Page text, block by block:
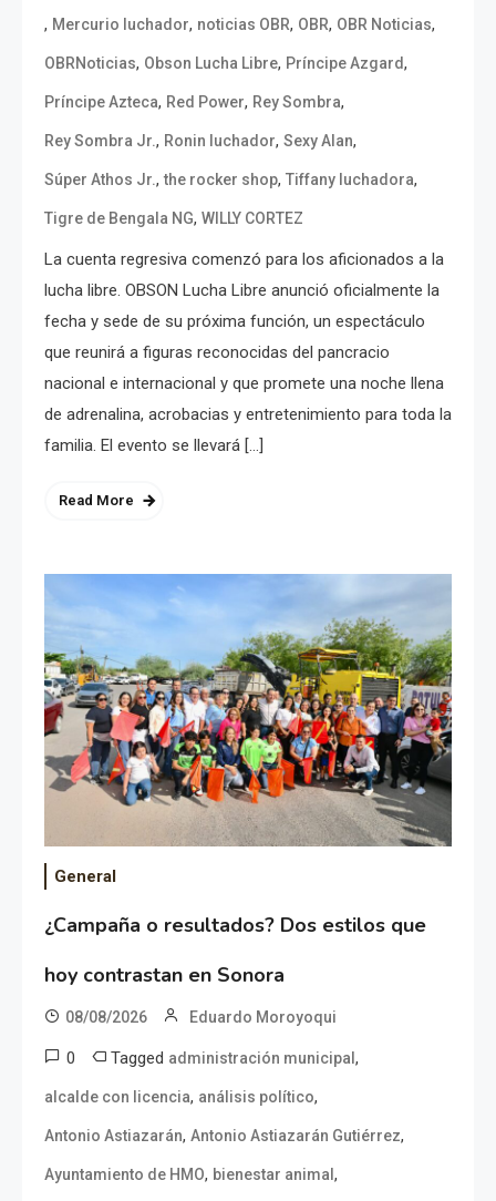
, Mercurio luchador, noticias OBR, OBR, OBR Noticias,
OBRNoticias, Obson Lucha Libre, Príncipe Azgard,
Príncipe Azteca, Red Power, Rey Sombra,
Rey Sombra Jr., Ronin luchador, Sexy Alan,
Súper Athos Jr.,the rocker shop, Tiffany luchadora,
Tigre de Bengala NG, WILLY CORTEZ
La cuenta regresiva comenzó para los aficionados a la
lucha libre. OBSON Lucha Libre anunció oficialmente la
fecha y sede de su próxima función, un espectáculo
que reunirá a figuras reconocidas del pancracio
nacional e internacional y que promete una noche llena
de adrenalina, acrobacias y entretenimiento para toda la
familia. El evento se llevará […]
Read More
General
¿Campaña o resultados? Dos estilos que
hoy contrastan en Sonora
08/08/2026 Eduardo Moroyoqui
0 Tagged administración municipal,
alcalde con licencia, análisis político,
Antonio Astiazarán, Antonio Astiazarán Gutiérrez,
Ayuntamiento de HMO, bienestar animal,